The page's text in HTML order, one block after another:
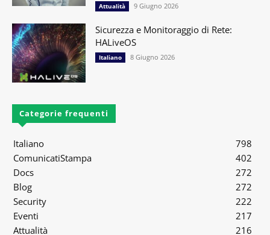
Attualità 9 Giugno 2026
Sicurezza e Monitoraggio di Rete:
HALiveOS
Italiano 8 Giugno 2026
Categorie frequenti
Italiano
798
ComunicatiStampa
402
Docs
272
Blog
272
Security
222
Eventi
217
Attualità
216